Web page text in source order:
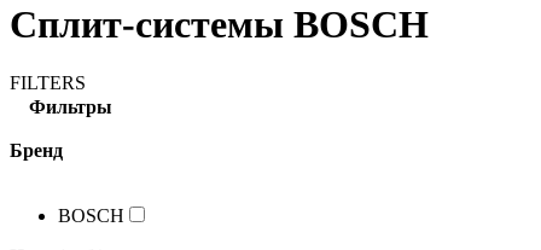
Сплит-системы BOSCH
FILTERS
Фильтры
Бренд
BOSCH